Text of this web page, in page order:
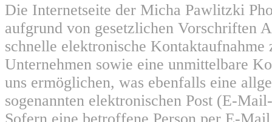
Die Internetseite der Micha Pawlitzki
aufgrund von gesetzlichen Vorschriften
schnelle elektronische Kontaktaufnahme
Unternehmen sowie eine unmittelbare
uns ermöglichen, was ebenfalls eine
sogenannten elektronischen Post (E-
Sofern eine betroffene Person per E-